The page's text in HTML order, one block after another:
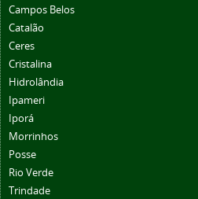
Campos Belos
Catalão
Ceres
Cristalina
Hidrolândia
Ipameri
Iporá
Morrinhos
Posse
Rio Verde
Trindade